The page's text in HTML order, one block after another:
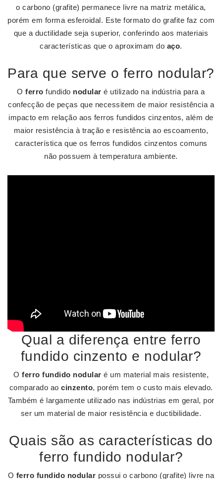
o carbono (grafite) permanece livre na matriz metálica,
porém em forma esferoidal. Este formato do grafite faz com
que a ductilidade seja superior, conferindo aos materiais
características que o aproximam do aço.
Para que serve o ferro nodular?
Oferro fundido nodular é utilizado na indústria para a
confecção de peças que necessitem de maior resistência a
impacto em relação aos ferros fundidos cinzentos, além de
maior resistência à tração e resistência ao escoamento,
característica que os ferros fundidos cinzentos comuns
não possuem à temperatura ambiente.
Qual a diferença entre ferro
fundido cinzento e nodular?
O ferro fundido nodular é um material mais resistente,
comparado ao cinzento, porém tem o custo mais elevado.
Também é largamente utilizado nas indústrias em geral, por
ser um material de maior resistência e ductibilidade.
Quais são as características do
ferro fundido nodular?
O ferro fundido nodular possui o carbono (grafite) livre na